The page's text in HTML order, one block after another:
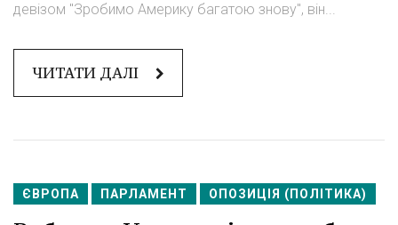
девізом "Зробимо Америку багатою знову", він...
ЧИТАТИ ДАЛІ
ЄВРОПА ПАРЛАМЕНТ ОПОЗИЦІЯ (ПОЛІТИКА)